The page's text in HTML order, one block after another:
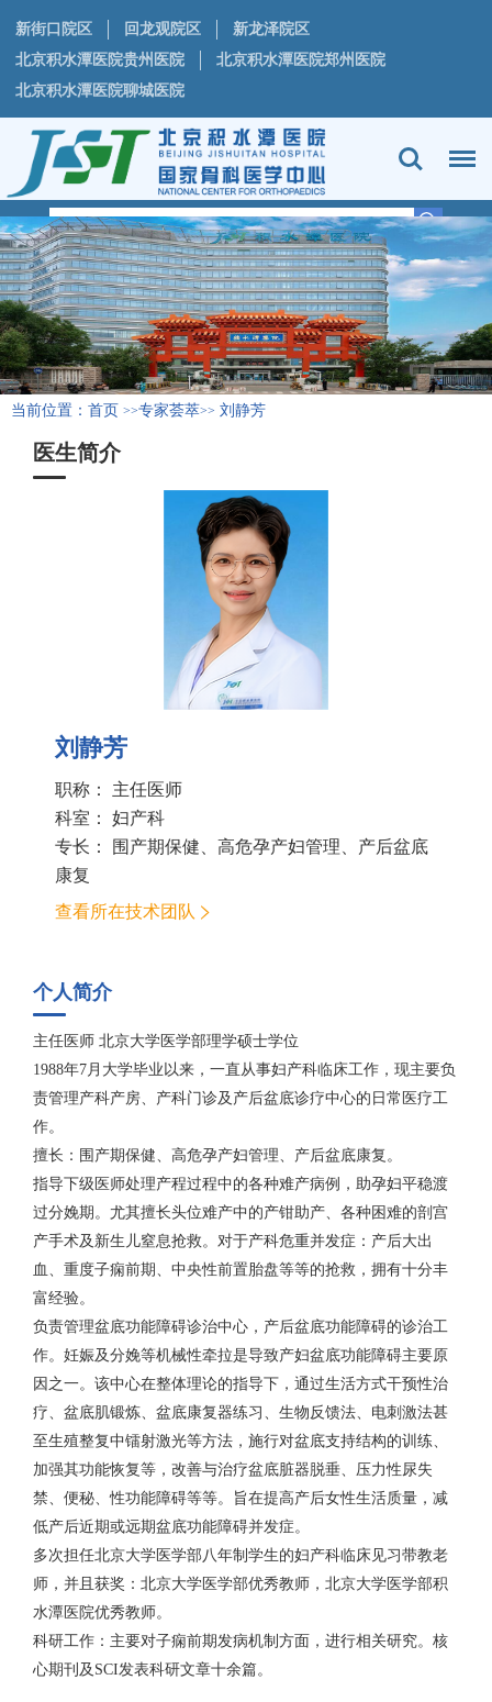
新街口院区 回龙观院区
新龙泽院区
北京积水潭医院贵州医院
北京积水潭医院郑州医院
北京积水潭医院聊城医院
当前位置： 首页 >>专家荟萃>> 刘静芳
医生简介
刘静芳
职称： 主任医师
科室： 妇产科
专长： 围产期保健、高危孕产妇管理、产后盆底
康复
查看所在技术团队
个人简介
主任医师 北京大学医学部理学硕士学位
1988年7月大学毕业以来，一直从事妇产科临床工作，现主要负
责管理产科产房、产科门诊及产后盆底诊疗中心的日常医疗工
作。
擅长：围产期保健、高危孕产妇管理、产后盆底康复。
指导下级医师处理产程过程中的各种难产病例，助孕妇平稳渡
过分娩期。尤其擅长头位难产中的产钳助产、各种困难的剖宫
产手术及新生儿窒息抢救。对于产科危重并发症：产后大出
血、重度子痫前期、中央性前置胎盘等等的抢救，拥有十分丰
富经验。
负责管理盆底功能障碍诊治中心，产后盆底功能障碍的诊治工
作。妊娠及分娩等机械性牵拉是导致产妇盆底功能障碍主要原
因之一。该中心在整体理论的指导下，通过生活方式干预性治
疗、盆底肌锻炼、盆底康复器练习、生物反馈法、电刺激法甚
至生殖整复中镭射激光等方法，施行对盆底支持结构的训练、
加强其功能恢复等，改善与治疗盆底脏器脱垂、压力性尿失
禁、便秘、性功能障碍等等。旨在提高产后女性生活质量，减
低产后近期或远期盆底功能障碍并发症。
多次担任北京大学医学部八年制学生的妇产科临床见习带教老
师，并且获奖：北京大学医学部优秀教师，北京大学医学部积
水潭医院优秀教师。
科研工作：主要对子痫前期发病机制方面，进行相关研究。核
心期刊及SCI发表科研文章十余篇。